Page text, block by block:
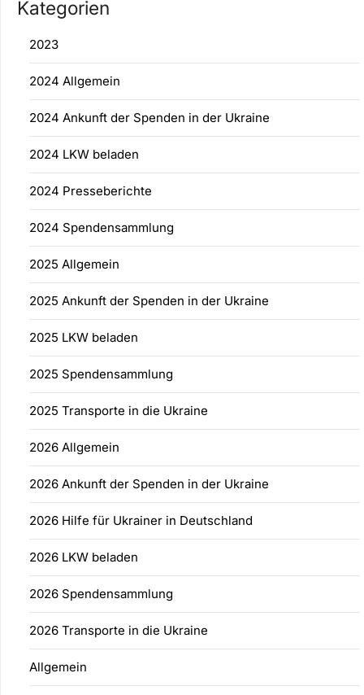
Kategorien
2023
2024 Allgemein
2024 Ankunft der Spenden in der Ukraine
2024 LKW beladen
2024 Presseberichte
2024 Spendensammlung
2025 Allgemein
2025 Ankunft der Spenden in der Ukraine
2025 LKW beladen
2025 Spendensammlung
2025 Transporte in die Ukraine
2026 Allgemein
2026 Ankunft der Spenden in der Ukraine
2026 Hilfe für Ukrainer in Deutschland
2026 LKW beladen
2026 Spendensammlung
2026 Transporte in die Ukraine
Allgemein